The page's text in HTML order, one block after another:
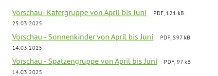
Vorschau- Käfergruppe von April bis Juni
PDF, 121 kB
25.03.2025
Vorschau - Sonnenkinder von April bis Juni
PDF, 597 kB
14.03.2025
Vorschau - Spatzengruppe von April bis Juni
PDF, 97 kB
14.03.2025